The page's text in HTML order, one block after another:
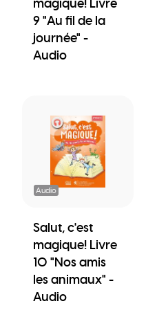
9 "Au fil de la
journée" -
Audio
Audio
Salut, c'est
magique! Livre
10 "Nos amis
les animaux" -
Audio